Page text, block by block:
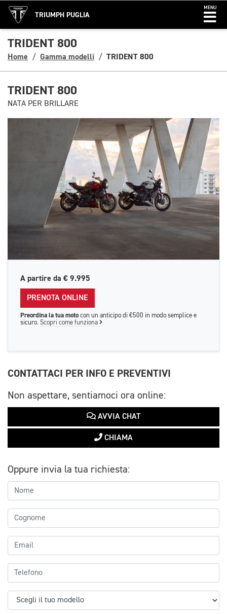
TRIUMPH PUGLIA
MENU
TRIDENT 800
Home Gamma modelli TRIDENT 800
TRIDENT 800
NATA PER BRILLARE
A partire da € 9.995
PRENOTA ONLINE
Preordina la tua moto con un anticipo di €500 in modo semplice e
sicuro. Scopri come funziona
CONTATTACI PER INFO E PREVENTIVI
Non aspettare, sentiamoci ora online:
AVVIA CHAT
CHIAMA
Oppure invia la tua richiesta: